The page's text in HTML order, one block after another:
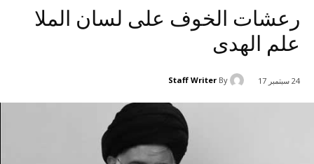
رعشات الخوف على لسان الملا
علم الهدى
24 سبتمبر 17 By
Staff Writer